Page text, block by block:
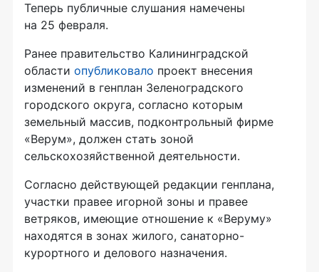
Теперь публичные слушания намечены
на 25 февраля.
Ранее правительство Калининградской
области опубликовало проект внесения
изменений в генплан Зеленоградского
городского округа, согласно которым
земельный массив, подконтрольный фирме
«Верум», должен стать зоной
сельскохозяйственной деятельности.
Согласно действующей редакции генплана,
участки правее игорной зоны и правее
ветряков, имеющие отношение к «Веруму»
находятся в зонах жилого, санаторно-
курортного и делового назначения.